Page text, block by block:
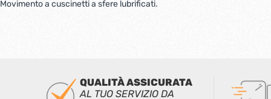
Movimento a cuscinetti a sfere lubrificati.
QUALITÀ ASSICURATA
AL TUO SERVIZIO DA